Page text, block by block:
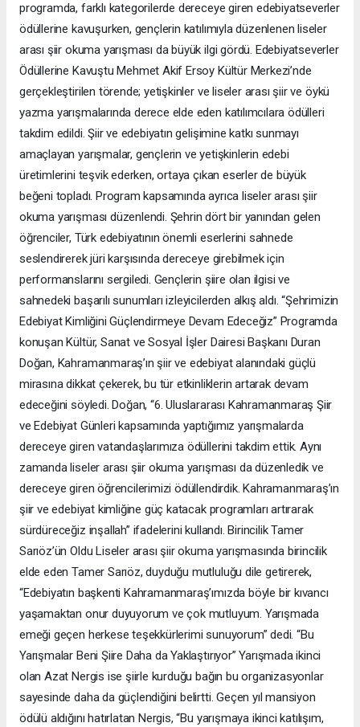
programda, farklı kategorilerde dereceye giren edebiyatseverler
ödüllerine kavuşurken, gençlerin katılımıyla düzenlenen liseler
arası şiir okuma yarışması da büyük ilgi gördü. Edebiyatseverler
Ödüllerine Kavuştu Mehmet Akif Ersoy Kültür Merkezi’nde
gerçekleştirilen törende; yetişkinler ve liseler arası şiir ve öykü
yazma yarışmalarında derece elde eden katılımcılara ödülleri
takdim edildi. Şiir ve edebiyatın gelişimine katkı sunmayı
amaçlayan yarışmalar, gençlerin ve yetişkinlerin edebi
üretimlerini teşvik ederken, ortaya çıkan eserler de büyük
beğeni topladı. Program kapsamında ayrıca liseler arası şiir
okuma yarışması düzenlendi. Şehrin dört bir yanından gelen
öğrenciler, Türk edebiyatının önemli eserlerini sahnede
seslendirerek jüri karşısında dereceye girebilmek için
performanslarını sergiledi. Gençlerin şiire olan ilgisi ve
sahnedeki başarılı sunumları izleyicilerden alkış aldı. “Şehrimizin
Edebiyat Kimliğini Güçlendirmeye Devam Edeceğiz” Programda
konuşan Kültür, Sanat ve Sosyal İşler Dairesi Başkanı Duran
Doğan, Kahramanmaraş’ın şiir ve edebiyat alanındaki güçlü
mirasına dikkat çekerek, bu tür etkinliklerin artarak devam
edeceğini söyledi. Doğan, “6. Uluslararası Kahramanmaraş Şiir
ve Edebiyat Günleri kapsamında yaptığımız yarışmalarda
dereceye giren vatandaşlarımıza ödüllerini takdim ettik. Aynı
zamanda liseler arası şiir okuma yarışması da düzenledik ve
dereceye giren öğrencilerimizi ödüllendirdik. Kahramanmaraş’ın
şiir ve edebiyat kimliğine güç katacak programları artırarak
sürdüreceğiz inşallah” ifadelerini kullandı. Birincilik Tamer
Sarıöz’ün Oldu Liseler arası şiir okuma yarışmasında birincilik
elde eden Tamer Sarıöz, duyduğu mutluluğu dile getirerek,
“Edebiyatın başkenti Kahramanmaraş’ımızda böyle bir kıvancı
yaşamaktan onur duyuyorum ve çok mutluyum. Yarışmada
emeği geçen herkese teşekkürlerimi sunuyorum” dedi. “Bu
Yarışmalar Beni Şiire Daha da Yaklaştırıyor” Yarışmada ikinci
olan Azat Nergis ise şiirle kurduğu bağın bu organizasyonlar
sayesinde daha da güçlendiğini belirtti. Geçen yıl mansiyon
ödülü aldığını hatırlatan Nergis, “Bu yarışmaya ikinci katılışım,